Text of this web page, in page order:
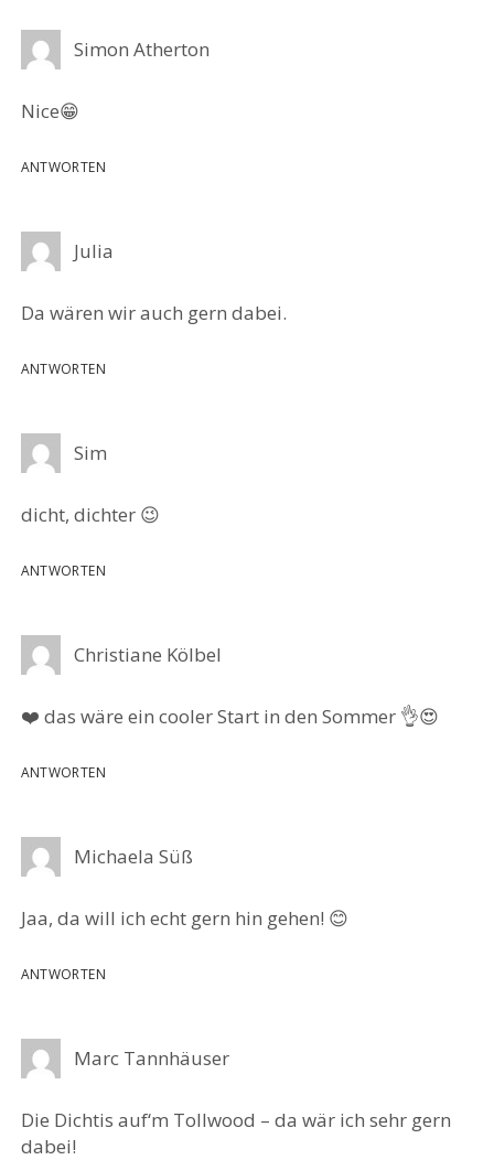
Simon Atherton
Nice😁
ANTWORTEN
Julia
Da wären wir auch gern dabei.
ANTWORTEN
Sim
dicht, dichter 😉
ANTWORTEN
Christiane Kölbel
❤️ das wäre ein cooler Start in den Sommer 👌😍
ANTWORTEN
Michaela Süß
Jaa, da will ich echt gern hin gehen! 😊
ANTWORTEN
Marc Tannhäuser
Die Dichtis auf‘m Tollwood – da wär ich sehr gern
dabei!